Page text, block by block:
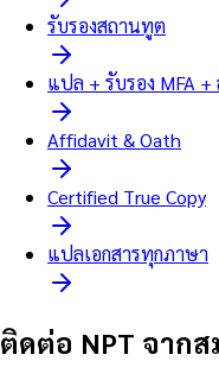
รับรองสถานทูต
แปล + รับรอง MFA
Affidavit & Oath
Certified True Copy
แปลเอกสารทุกภาษา
ติดต่อ NPT จาก